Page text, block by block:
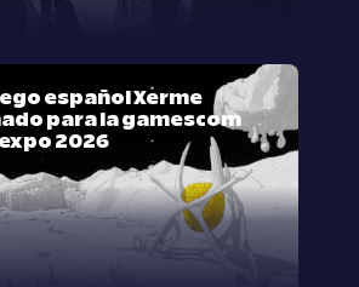
español Xerme
para la gamescom
2026